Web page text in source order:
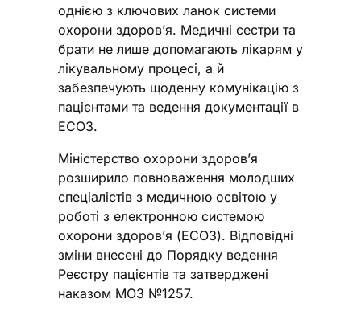
однією з ключових ланок системи
охорони здоров’я. Медичні сестри та
брати не лише допомагають лікарям у
лікувальному процесі, а й
забезпечують щоденну комунікацію з
пацієнтами та ведення документації в
ЕСОЗ.
Міністерство охорони здоров’я
розширило повноваження молодших
спеціалістів з медичною освітою у
роботі з електронною системою
охорони здоров’я (ЕСОЗ). Відповідні
зміни внесені до Порядку ведення
Реєстру пацієнтів та затверджені
наказом МОЗ №1257.